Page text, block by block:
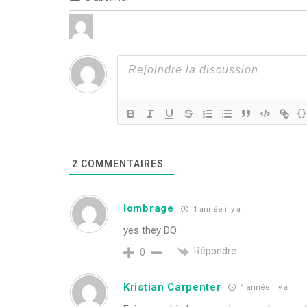
{}
2 COMMENTAIRES
lombrage 1 année il y a
yes they DO
0 Répondre
Kristian Carpenter 1 année il y a